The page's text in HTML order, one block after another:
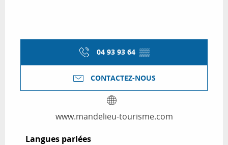
04 93 93 64 ▒▒
CONTACTEZ-NOUS
www.mandelieu-tourisme.com
Langues parlées
Langues parlées